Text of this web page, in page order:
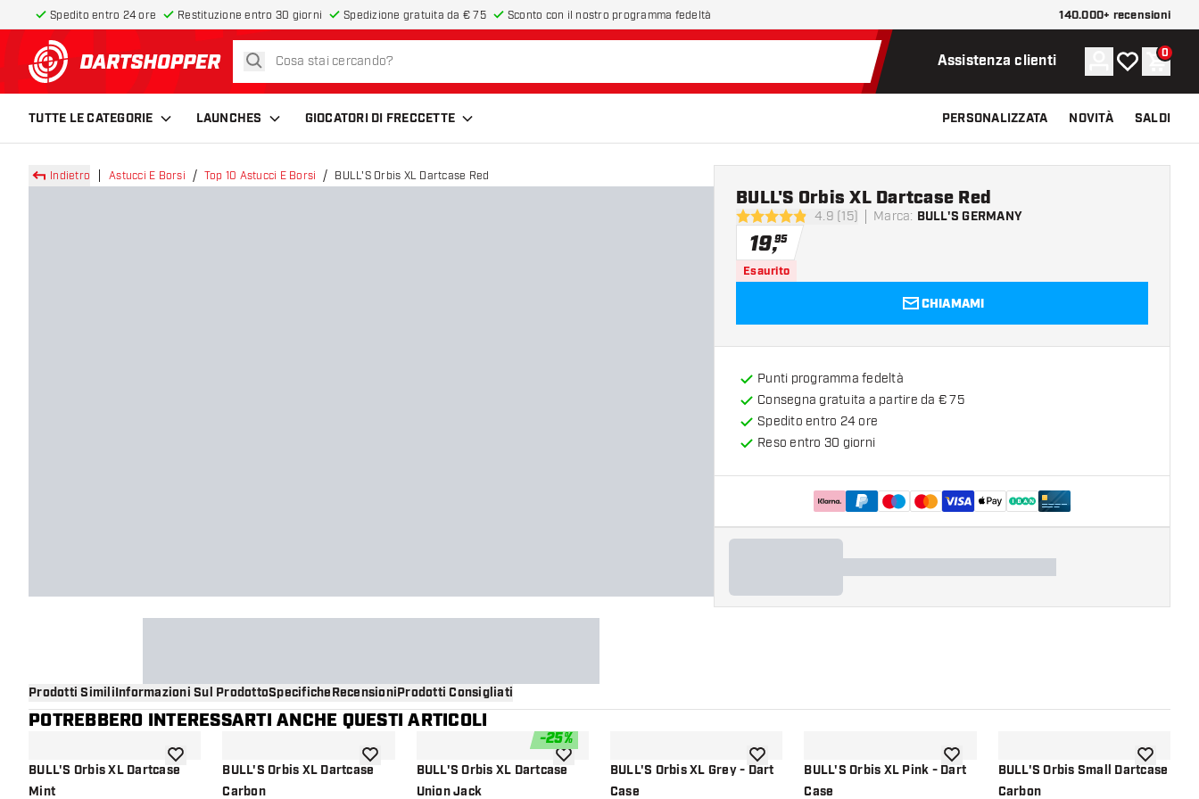
Spedito entro 24 ore Restituzione entro 30 giorni Spedizione gratuita da € 75 Sconto con il nostro programma fedeltà 140.000+ recensioni
torna alla home page
cerca Assistenza clienti Account
La mia lista
0
TUTTE LE CATEGORIE LAUNCHES GIOCATORI DI FRECCETTE PERSONALIZZATA NOVITÀ SALDI
Indietro Astucci E Borsi Top 10 Astucci E Borsi BULL'S Orbis XL Dartcase Red
4.9 stelle di valutazione
4.9 (15) Marca: BULL'S GERMANY
BULL'S Orbis XL Dartcase Red
19,95
Esaurito
CHIAMAMI
Punti programma fedeltà
Consegna gratuita a partire da € 75
Spedito entro 24 ore
Reso entro 30 giorni
Prodotti SimiliInformazioni Sul ProdottoSpecificheRecensioniProdotti Consigliati
POTREBBERO INTERESSARTI ANCHE QUESTI ARTICOLI
BULL'S Orbis XL Dartcase
Mint
aggiungi alla lista dei desideri
BULL'S Orbis XL Dartcase
Carbon
aggiungi alla lista dei desideri
-25%
BULL'S Orbis XL Dartcase
Union Jack
aggiungi alla lista dei desideri
BULL'S Orbis XL Grey - Dart
Case
aggiungi alla lista dei desideri
BULL'S Orbis XL Pink - Dart
Case
aggiungi alla lista dei desideri
BULL'S Orbis Small Dartcase
Carbon
aggiungi